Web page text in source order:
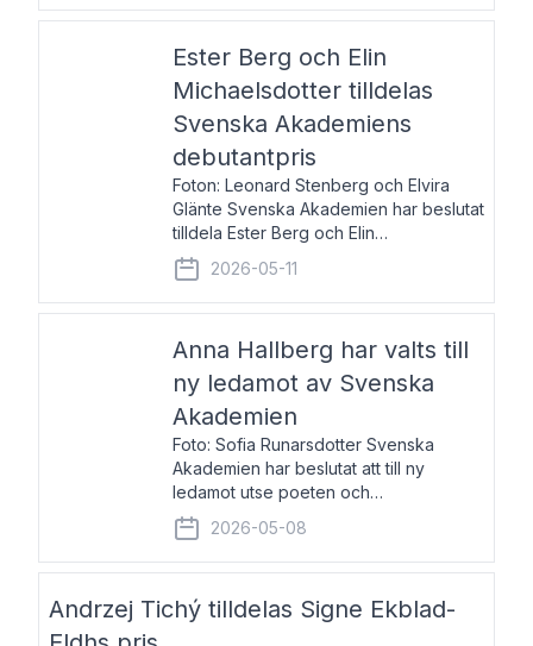
Ester Berg och Elin
Michaelsdotter tilldelas
Svenska Akademiens
debutantpris
Foton: Leonard Stenberg och Elvira
Glänte Svenska Akademien har beslutat
tilldela Ester Berg och Elin
Michaelsdotter Svenska Akademiens
debutantpris för år 2026. Priset är
nyinstiftat och syftar till att lyfta fram
2026-05-11
Anna Hallberg har valts till
ny ledamot av Svenska
Akademien
Foto: Sofia Runarsdotter Svenska
Akademien har beslutat att till ny
ledamot utse poeten och
litteraturkritikern Anna Hallberg. Hon
efterträder poeten Tua Forsström på
stol 18 och kommer att ta sitt inträde vid
2026-05-08
Andrzej Tichý tilldelas Signe Ekblad-